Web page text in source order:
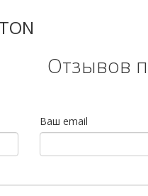
Отзывов
Ваш email